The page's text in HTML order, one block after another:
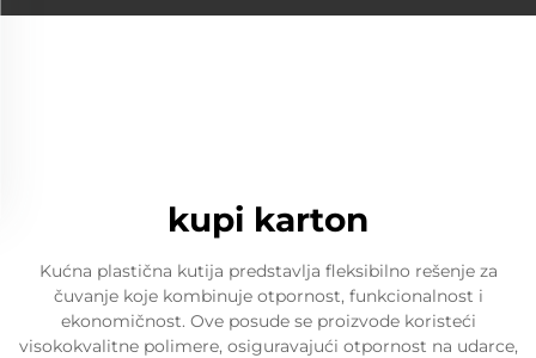
kupi karton
Kućna plastična kutija predstavlja fleksibilno rešenje za
čuvanje koje kombinuje otpornost, funkcionalnost i
ekonomičnost. Ove posude se proizvode koristeći
visokokvalitne polimere, osiguravajući otpornost na udarce,